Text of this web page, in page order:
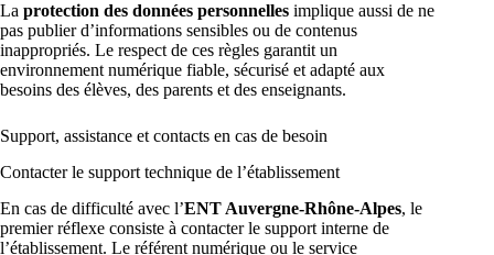
La protection des données personnelles implique aussi de ne
pas publier d’informations sensibles ou de contenus
inappropriés. Le respect de ces règles garantit un
environnement numérique fiable, sécurisé et adapté aux
besoins des élèves, des parents et des enseignants.
Support, assistance et contacts en cas de besoin
Contacter le support technique de l’établissement
En cas de difficulté avec l’ENT Auvergne-Rhône-Alpes, le
premier réflexe consiste à contacter le support interne de
l’établissement. Le référent numérique ou le service